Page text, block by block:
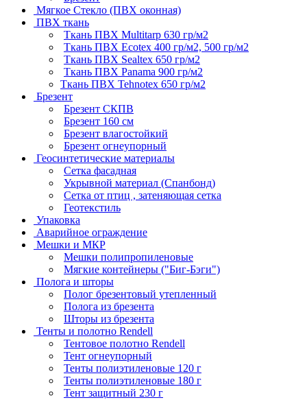
Мягкое Стекло (ПВХ оконная)
ПВХ ткань
Ткань ПВХ Multitarp 630 гр/м2
Ткань ПВХ Ecotex 400 гр/м2, 500 гр/м2
Ткань ПВХ Sealtex 650 гр/м2
Ткань ПВХ Panama 900 гр/м2
Ткань ПВХ Tehnotex 650 гр/м2
Брезент
Брезент СКПВ
Брезент 160 см
Брезент влагостойкий
Брезент огнеупорный
Геосинтетические материалы
Сетка фасадная
Укрывной материал (Спанбонд)
Сетка от птиц , затеняющая сетка
Геотекстиль
Упаковка
Аварийное ограждение
Мешки и МКР
Мешки полипропиленовые
Мягкие контейнеры ("Биг-Бэги")
Полога и шторы
Полог брезентовый утепленный
Полога из брезента
Шторы из брезента
Тенты и полотно Rendell
Тентовое полотно Rendell
Тент огнеупорный
Тенты полиэтиленовые 120 г
Тенты полиэтиленовые 180 г
Тент защитный 230 г